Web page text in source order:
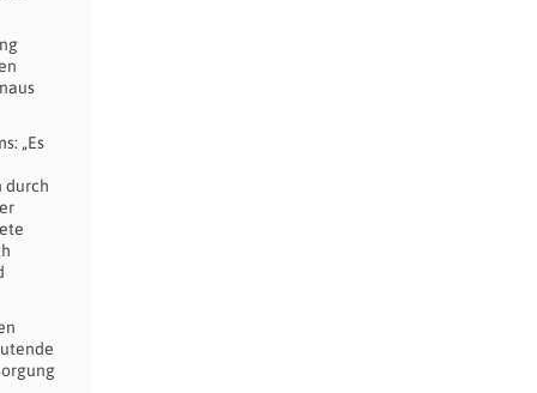
„Es
durch